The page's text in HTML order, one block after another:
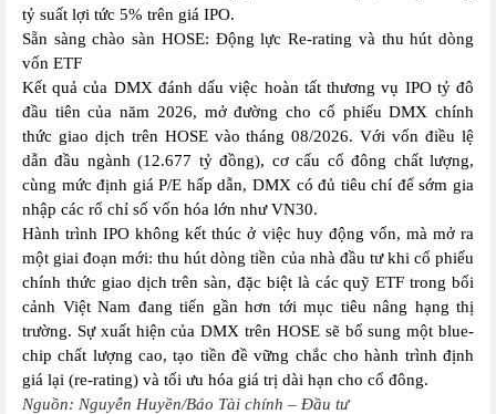
tỷ suất lợi tức 5% trên giá IPO.
Sẵn sàng chào sàn HOSE: Động lực Re-rating và thu hút dòng
vốn ETF
Kết quả của DMX đánh dấu việc hoàn tất thương vụ IPO tỷ đô
đầu tiên của năm 2026, mở đường cho cổ phiếu DMX chính
thức giao dịch trên HOSE vào tháng 08/2026. Với vốn điều lệ
dẫn đầu ngành (12.677 tỷ đồng), cơ cấu cổ đông chất lượng,
cùng mức định giá P/E hấp dẫn, DMX có đủ tiêu chí để sớm gia
nhập các rổ chỉ số vốn hóa lớn như VN30.
Hành trình IPO không kết thúc ở việc huy động vốn, mà mở ra
một giai đoạn mới: thu hút dòng tiền của nhà đầu tư khi cổ phiếu
chính thức giao dịch trên sàn, đặc biệt là các quỹ ETF trong bối
cảnh Việt Nam đang tiến gần hơn tới mục tiêu nâng hạng thị
trường. Sự xuất hiện của DMX trên HOSE sẽ bổ sung một blue-
chip chất lượng cao, tạo tiền đề vững chắc cho hành trình định
giá lại (re-rating) và tối ưu hóa giá trị dài hạn cho cổ đông.
Nguồn: Nguyễn Huyền/Báo Tài chính – Đầu tư